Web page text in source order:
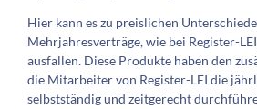
Hier kann es zu preislichen
Mehrjahresverträge, wie bei Register-
ausfallen. Diese Produkte haben den
die Mitarbeiter von Register-LEI die
selbstständig und zeitgerecht